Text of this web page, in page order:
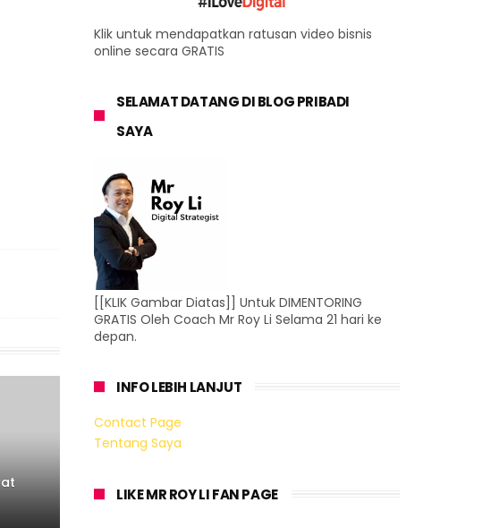
Klik untuk mendapatkan ratusan video bisnis
online secara GRATIS
SELAMAT DATANG DI BLOG PRIBADI
SAYA
[[KLIK Gambar Diatas]] Untuk DIMENTORING
GRATIS Oleh Coach Mr Roy Li Selama 21 hari ke
depan.
INFO LEBIH LANJUT
Contact Page
Tentang Saya
LIKE MR ROY LI FAN PAGE